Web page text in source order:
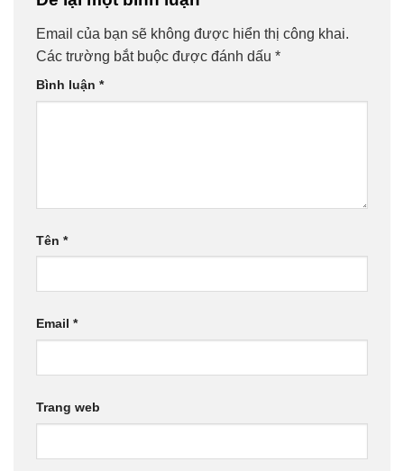
Email của bạn sẽ không được hiển thị công khai.
Các trường bắt buộc được đánh dấu *
Bình luận *
Tên *
Email *
Trang web